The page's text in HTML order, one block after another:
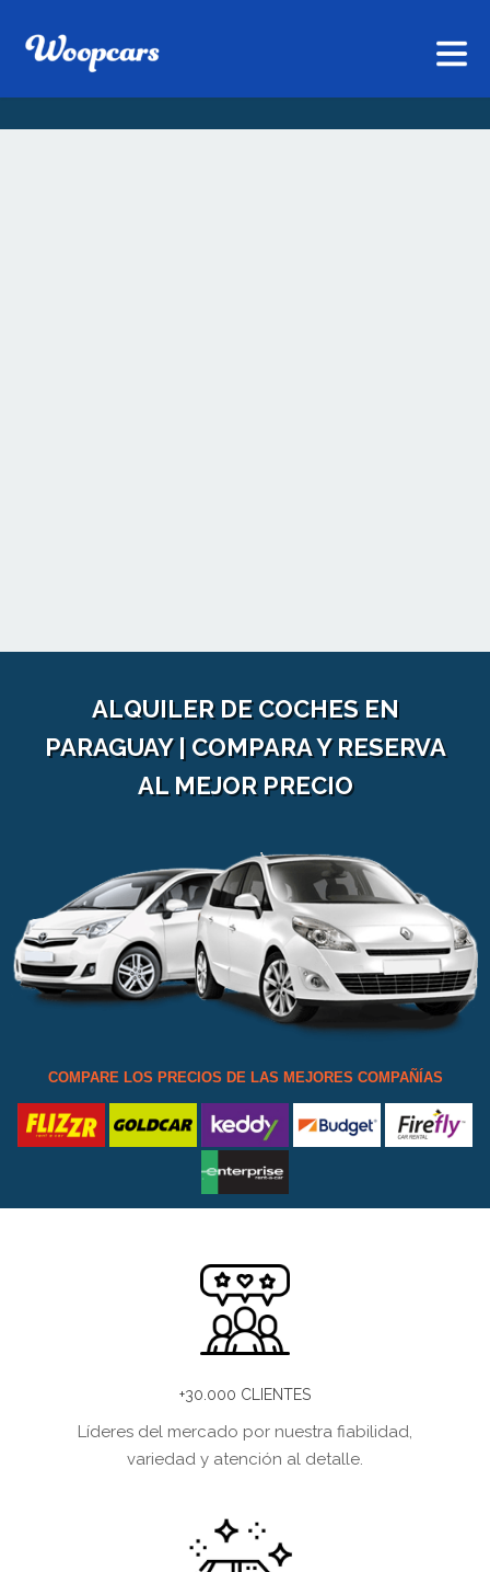
ALQUILER DE COCHES EN
PARAGUAY | COMPARA Y RESERVA
AL MEJOR PRECIO
COMPARE LOS PRECIOS DE LAS MEJORES COMPAÑÍAS
+30.000 CLIENTES
Líderes del mercado por nuestra fiabilidad,
variedad y atención al detalle.